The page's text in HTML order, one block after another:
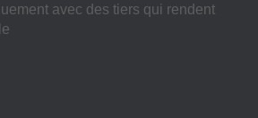
avec des tiers qui rendent